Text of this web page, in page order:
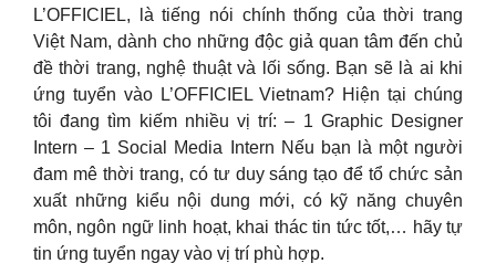
L’OFFICIEL, là tiếng nói chính thống của thời trang
Việt Nam, dành cho những độc giả quan tâm đến chủ
đề thời trang, nghệ thuật và lối sống. Bạn sẽ là ai khi
ứng tuyển vào L’OFFICIEL Vietnam? Hiện tại chúng
tôi đang tìm kiếm nhiều vị trí: – 1 Graphic Designer
Intern – 1 Social Media Intern Nếu bạn là một người
đam mê thời trang, có tư duy sáng tạo để tổ chức sản
xuất những kiểu nội dung mới, có kỹ năng chuyên
môn, ngôn ngữ linh hoạt, khai thác tin tức tốt,… hãy tự
tin ứng tuyển ngay vào vị trí phù hợp.